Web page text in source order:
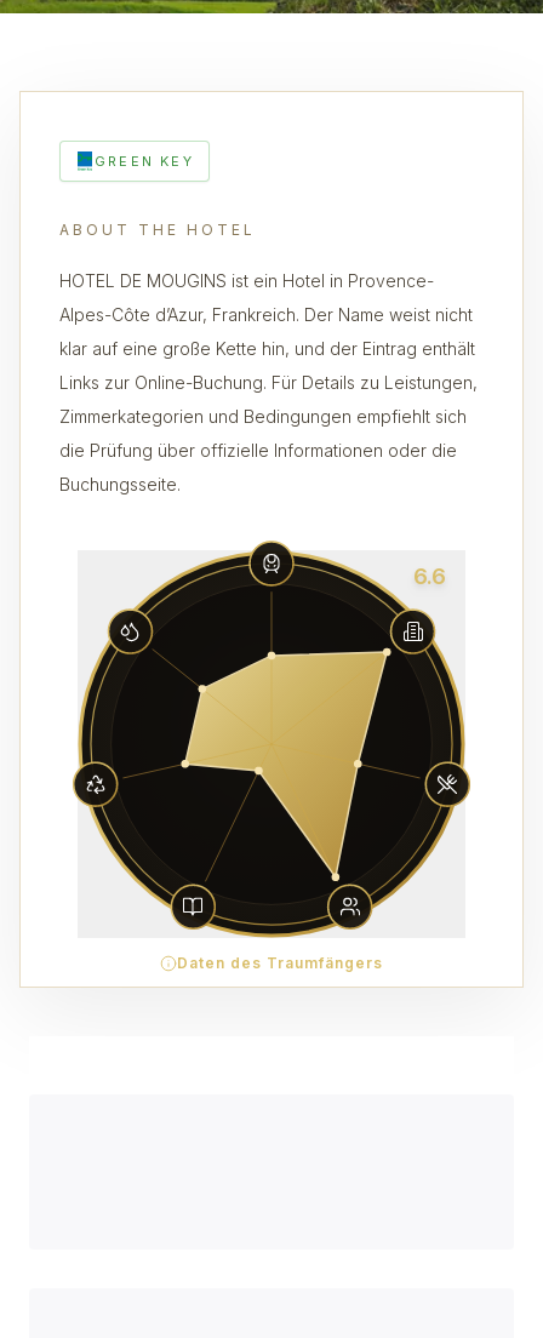
GREEN KEY
ABOUT THE HOTEL
HOTEL DE MOUGINS ist ein Hotel in Provence-
Alpes-Côte d’Azur, Frankreich. Der Name weist nicht
klar auf eine große Kette hin, und der Eintrag enthält
Links zur Online-Buchung. Für Details zu Leistungen,
Zimmerkategorien und Bedingungen empfiehlt sich
die Prüfung über offizielle Informationen oder die
Buchungsseite.
6.6
Daten des Traumfängers